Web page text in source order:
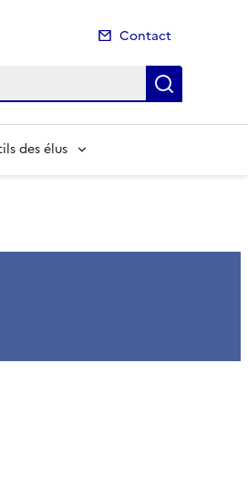
Contact
des élus